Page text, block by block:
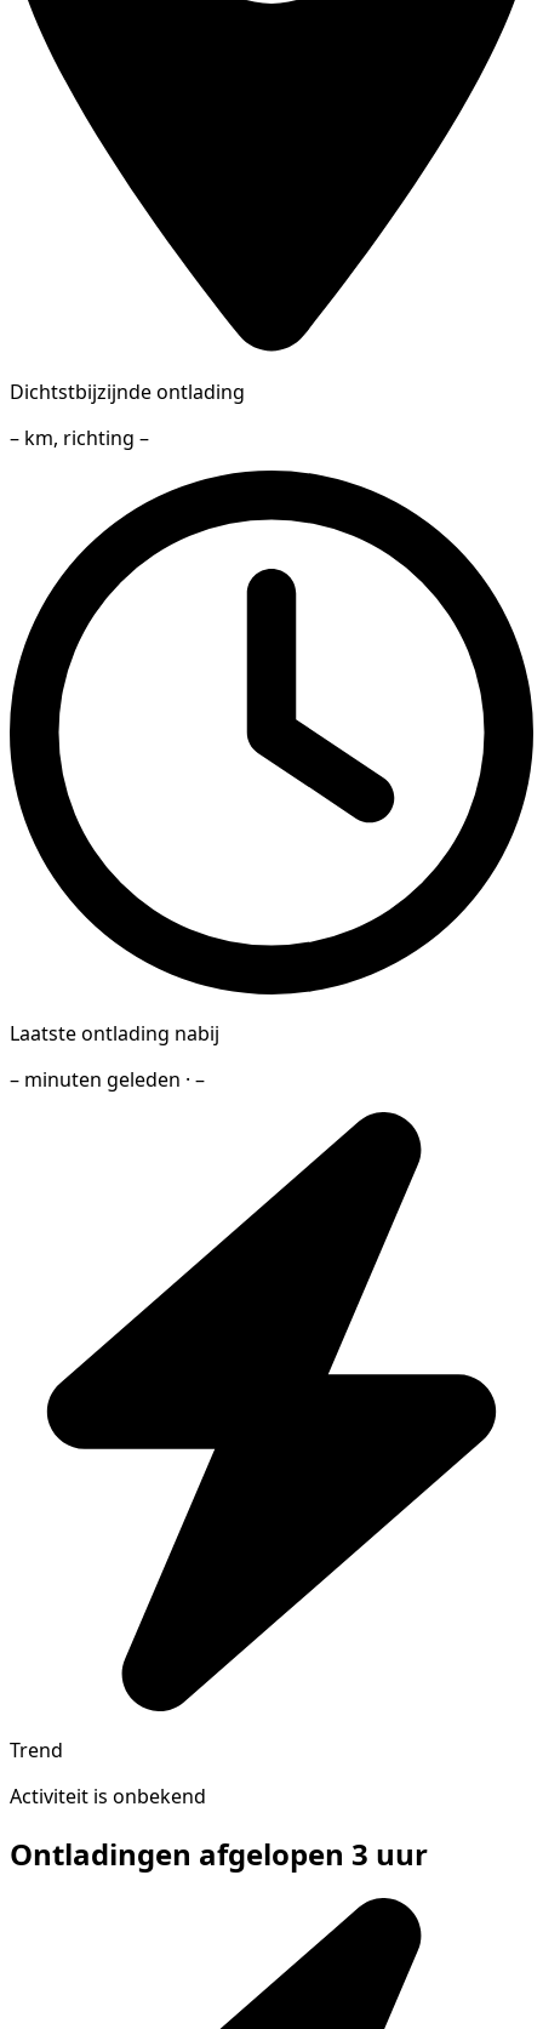
Dichtstbijzijnde ontlading
– km, richting –
Laatste ontlading nabij
– minuten geleden · –
Trend
Activiteit is onbekend
Ontladingen afgelopen 3 uur